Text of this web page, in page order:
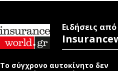
Ειδήσεις
Το σύγχρονο αυτοκίνητο δεν